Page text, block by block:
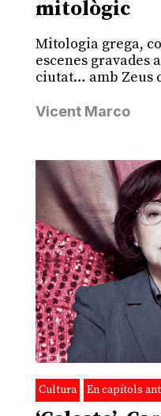
mitològic
Mitologia grega,
escenes gravades
ciutat… amb Zeus
Vicent Marco
Cultura En capítols